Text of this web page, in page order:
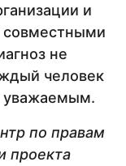
и
совместными
не
человек
уважаемым.
по правам
проекта